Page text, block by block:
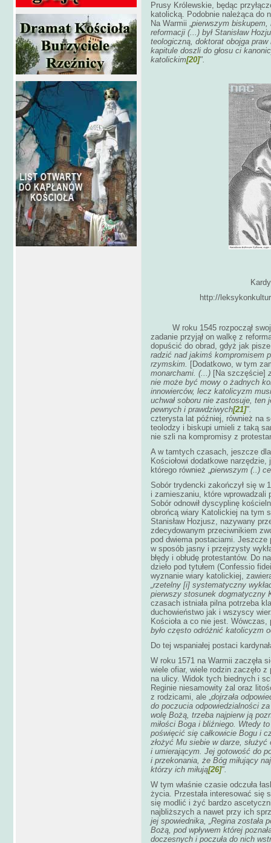
Prusy Królewskie, będąc
katolicką. Podobnie należąca do
Na Warmii „pierwszym biskupem,
reformacji (...) był Stanisław
teologiczną, doktorat obojga
kapitule doszli do głosu ci
katolickim[20]".
http://
W roku 1545 rozpoczął swoje
zadanie przyjął on walkę z
dopuścić do obrad, gdyż jak
radzić nad jakimś kompromisem
rzymskim. [Dodatkowo, w tym
monarchami. (...) [Na szczęście]
nie może być mowy o żadnych
innowierców, lecz katolicyzm
uchwał soboru nie zastosuje, ten
pewnych i prawdziwych[21]
czterysta lat później, również na
teolodzy i biskupi umieli z taką
nie szli na kompromisy z
A w tamtych czasach, jeszcze
Kościołowi dodatkowe
którego również „pierwszym (..)
Sobór trydencki zakończył się w
i zamieszaniu, które
Sobór odnowił dyscyplinę
obrońcą wiary Katolickiej na tym
Stanisław Hozjusz, nazywany
zdecydowanym przeciwnikiem
pod dwiema postaciami. Jeszcze
w sposób jasny i przejrzysty
błędy i obłudę protestantów. Do
dzieło pod tytułem (Confessio
wyznanie wiary katolickiej,
„rzetelny [i] systematyczny
pierwszy stosunek dogmatyczny
czasach istniała pilna potrzeba
duchowieństwo jak i wszyscy
Kościoła a co nie jest. Wówczas,
było często odróżnić katolicyzm
Do tej wspaniałej postaci
W roku 1571 na Warmii zaczęła
wiele ofiar, wiele rodzin zaczęło
na ulicy. Widok tych biednych i
Reginie niesamowity żal oraz
z rodzicami, ale „dojrzała
do poczucia odpowiedzialności
wolę Bożą, trzeba najpierw ją
miłości Boga i bliźniego. Wtedy
poświęcić się całkowicie Bogu i
złożyć Mu siebie w darze,
i umierającym. Jej gotowość do
i przekonania, że Bóg miłujący
którzy ich miłują[26]".
W tym właśnie czasie odczuła
życia. Przestała interesować się
się modlić i żyć bardzo
najbliższych a nawet przy ich
jej spowiednika, „Regina została
Bożą, pod wpływem której
doczesnych i poczuła do nich